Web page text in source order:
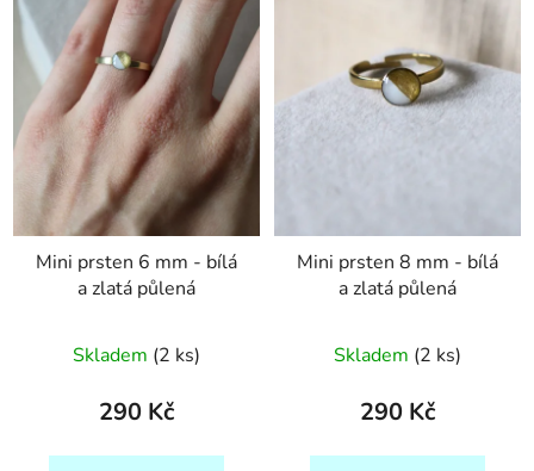
Mini prsten 6 mm - bílá
a zlatá půlená
Skladem (2 ks)
290 Kč
Mini prsten 8 mm - bílá
a zlatá půlená
Skladem (2 ks)
290 Kč